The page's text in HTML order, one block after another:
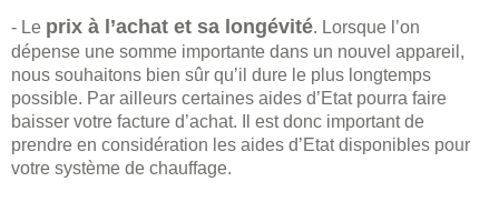
- Le prix à l’achat et sa longévité. Lorsque l’on
dépense une somme importante dans un nouvel appareil,
nous souhaitons bien sûr qu’il dure le plus longtemps
possible. Par ailleurs certaines aides d’Etat pourra faire
baisser votre facture d’achat. Il est donc important de
prendre en considération les aides d’Etat disponibles pour
votre système de chauffage.